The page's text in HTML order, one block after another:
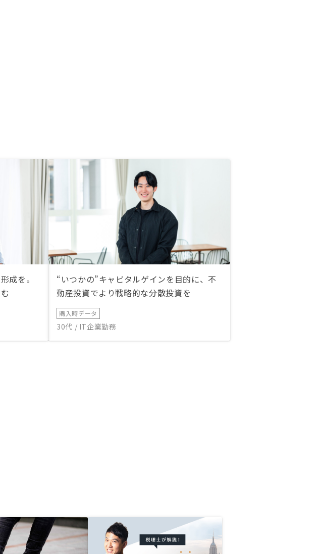
成を。
“いつかの”キャピタルゲインを目的に、不
動産投資でより戦略的な分散投資を
購入時データ
30代 / IT企業勤務